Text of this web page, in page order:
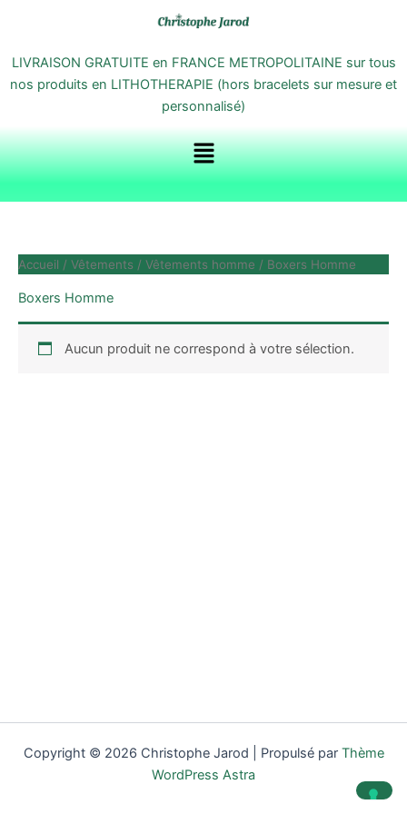
contenu
LIVRAISON GRATUITE en FRANCE METROPOLITAINE sur tous
nos produits en LITHOTHERAPIE (hors bracelets sur mesure et
personnalisé)
Menu
Accueil / Vêtements / Vêtements homme / Boxers Homme
Boxers Homme
Aucun produit ne correspond à votre sélection.
Copyright © 2026 Christophe Jarod | Propulsé par Thème
WordPress Astra